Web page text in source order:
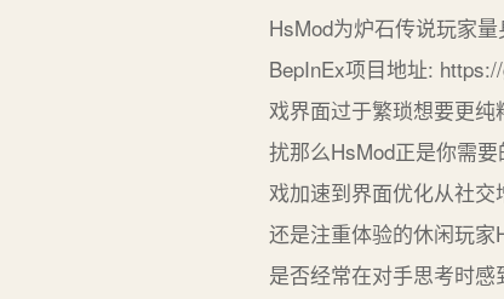
HsMod为炉石传说玩家
BepInEx项目地址:
戏界面过于繁琐想要更
扰那么HsMod正是你需
戏加速到界面优化从社
还是注重体验的休闲玩
是否经常在对手思考时